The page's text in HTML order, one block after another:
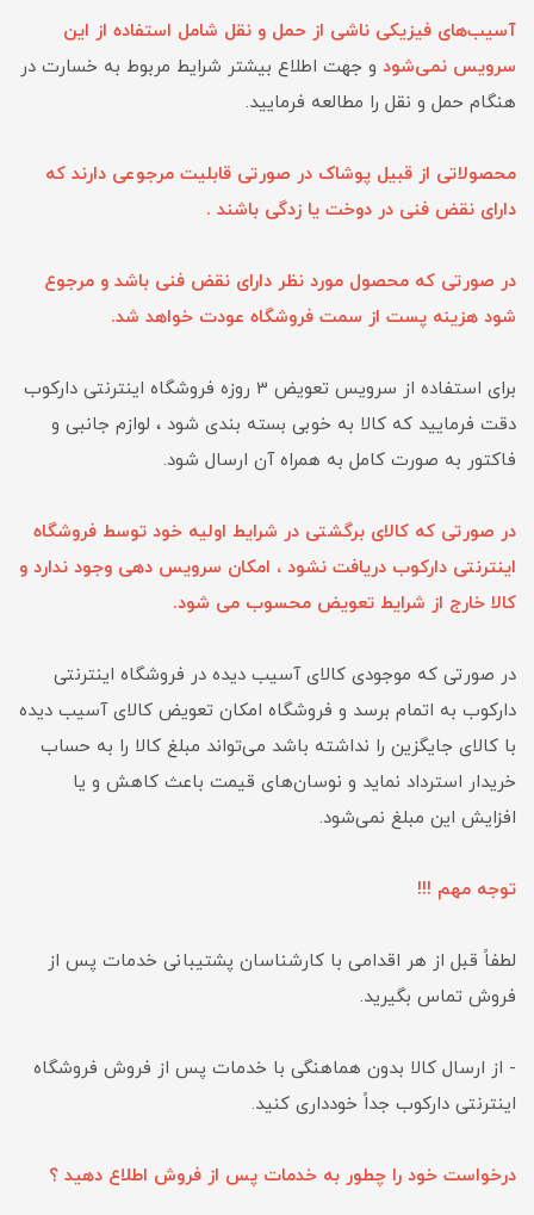
آسیب‏‌های فیزیکی ناشی از حمل و نقل شامل استفاده از این
سرویس نمی‏‌شود و جهت اطلاع بیشتر شرایط مربوط به خسارت در
هنگام حمل و نقل را مطالعه فرمایید.
محصولاتی از قبیل پوشاک در صورتی قابلیت مرجوعی دارند که
دارای نقض فنی در دوخت یا زدگی باشند .
در صورتی که محصول مورد نظر دارای نقض فنی باشد و مرجوع
شود هزينه پست از سمت فروشگاه عودت خواهد شد.
برای استفاده از سرویس تعویض 3 روزه فروشگاه اینترنتی دارکوب
دقت فرمایید که کالا به ‏خوبی بسته بندی شود ، لوازم جانبی و
فاکتور به صورت کامل به همراه آن ارسال شود.
در صورتی که کالای برگشتی در شرایط اولیه خود توسط فروشگاه
اینترنتی دارکوب دریافت نشود ، امکان سرویس دهی وجود ندارد و
کالا خارج از شرایط تعویض محسوب می شود.
در صورتی که موجودی کالای آسیب دیده در فروشگاه اینترنتی
دارکوب به اتمام برسد و فروشگاه امکان تعویض کالای آسیب دیده
با کالای جایگزین را نداشته باشد می‌تواند مبلغ کالا را به حساب
خریدار استرداد نماید و نوسان‏‌های قیمت باعث کاهش و یا
افزایش این مبلغ نمی‌‏شود.
توجه مهم !!!
لطفاً قبل از هر اقدامی با کارشناسان پشتیبانی خدمات پس از
فروش تماس بگیرید.
- از ارسال کالا بدون هماهنگی با خدمات پس از فروش فروشگاه
اینترنتی دارکوب جداً خودداری کنید.
درخواست خود را چطور به خدمات پس از فروش اطلاع دهید ؟